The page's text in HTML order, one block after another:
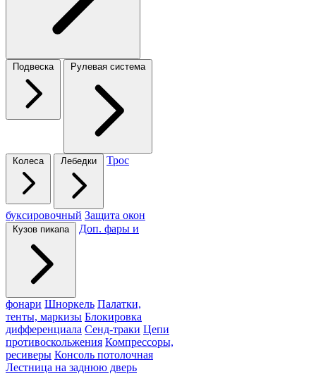
Подвеска Рулевая система
Колеса Лебедки Трос
буксировочный Защита окон
Кузов пикапа Доп. фары и
фонари Шноркель Палатки,
тенты, маркизы Блокировка
дифференциала Сенд-траки Цепи
противоскольжения Компрессоры,
ресиверы Консоль потолочная
Лестница на заднюю дверь